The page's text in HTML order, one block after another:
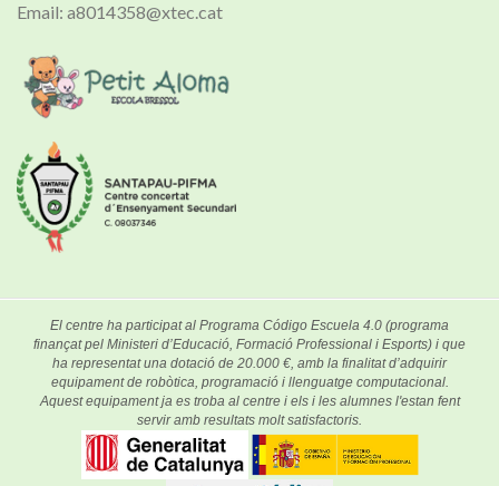
Email: a8014358@xtec.cat
El centre ha participat al Programa Código Escuela 4.0 (programa
finançat pel Ministeri d’Educació, Formació Professional i Esports) i que
ha representat una dotació de 20.000 €, amb la finalitat d’adquirir
equipament de robòtica, programació i llenguatge computacional.
Aquest equipament ja es troba al centre i els i les alumnes l'estan fent
servir amb resultats molt satisfactoris.